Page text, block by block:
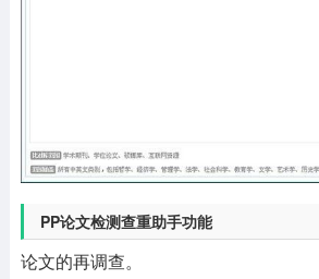
PP论文检测查重助手功能
论文的再调查。